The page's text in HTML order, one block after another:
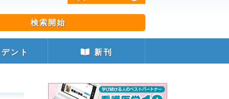
ント 新刊